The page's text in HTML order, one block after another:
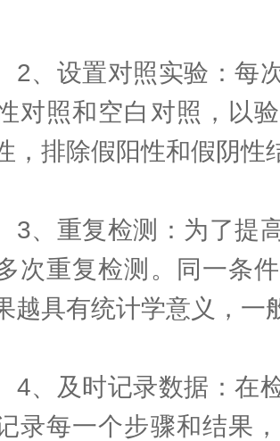
设置对照实验：每次
对照和空白对照，以
，排除假阳性和假阴性
重复检测：为了提高
次重复检测。同一条
越具有统计学意义，一
及时记录数据：在检
录每一个步骤和结果